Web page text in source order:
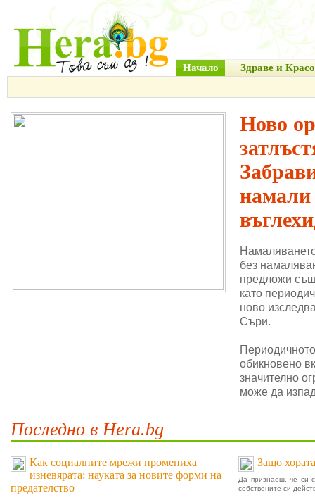
Начало Здраве и
Ново
намали
без
предложи
като
ново
Съри.
обикновено
значително
може да
Последно в Hera.bg
Как социалните мрежи промениха
изневярата: науката за новите форми на
предателство
Защо
Да признаеш, че си
собствените си